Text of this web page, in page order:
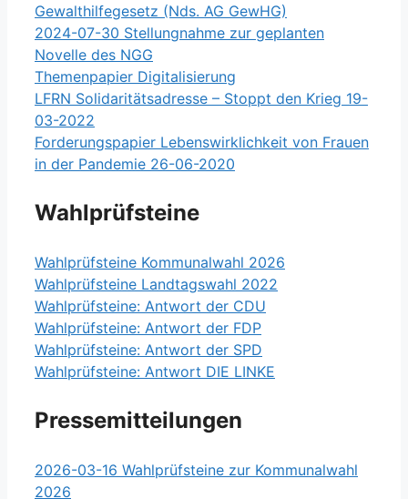
Gewalthilfegesetz (Nds. AG GewHG)
2024-07-30 Stellungnahme zur geplanten
Novelle des NGG
Themenpapier Digitalisierung
LFRN Solidaritätsadresse – Stoppt den Krieg 19-
03-2022
Forderungspapier Lebenswirklichkeit von Frauen
in der Pandemie 26-06-2020
Wahlprüfsteine
Wahlprüfsteine Kommunalwahl 2026
Wahlprüfsteine Landtagswahl 2022
Wahlprüfsteine: Antwort der CDU
Wahlprüfsteine: Antwort der FDP
Wahlprüfsteine: Antwort der SPD
Wahlprüfsteine: Antwort DIE LINKE
Pressemitteilungen
2026-03-16 Wahlprüfsteine zur Kommunalwahl
2026